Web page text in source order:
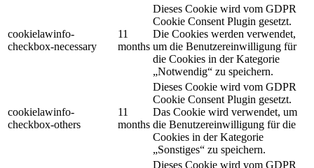
cookielawinfo-
checkbox-necessary
11
months
Dieses Cookie wird vom GDPR
Cookie Consent Plugin gesetzt.
Die Cookies werden verwendet,
um die Benutzereinwilligung für
die Cookies in der Kategorie
„Notwendig“ zu speichern.
cookielawinfo-
checkbox-others
11
months
Dieses Cookie wird vom GDPR
Cookie Consent Plugin gesetzt.
Das Cookie wird verwendet, um
die Benutzereinwilligung für die
Cookies in der Kategorie
„Sonstiges“ zu speichern.
Dieses Cookie wird vom GDPR